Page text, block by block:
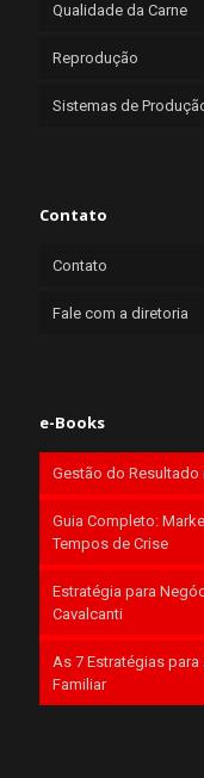
Qualidade da Carne
Reprodução
Sistemas de
Contato
Contato
Fale com a diretoria
e-Books
Gestão do Resultado
Guia Completo:
Tempos de Crise
Estratégia para
Cavalcanti
As 7 Estratégias para
Familiar